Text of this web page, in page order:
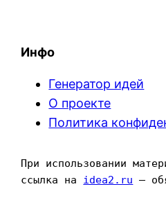
Инфо
Генератор идей
О проекте
Политика
При использовании
ссылка на idea2.ru —